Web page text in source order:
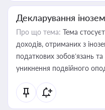
Декларування
Про що тема: Тема
доходів, отриманих з
податкових зобов’язань
уникнення подвійного